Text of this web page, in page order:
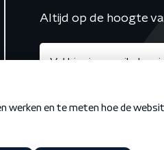
Altijd op de hoogte